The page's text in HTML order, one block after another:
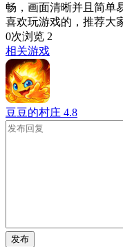
畅，画面清晰并且简单
喜欢玩游戏的，推荐大
0次浏览 2
相关游戏
豆豆的村庄 4.8
发布